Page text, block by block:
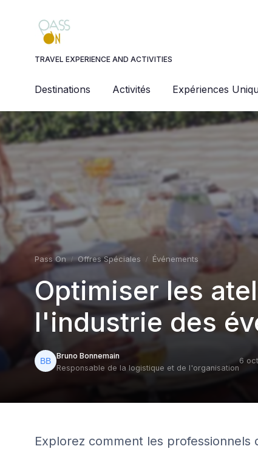
TRAVEL EXPERIENCE AND ACTIVITIES
Destinations Activités Expériences
Pass On Offres Spéciales Événements
Optimiser les
l'industrie des
Bruno Bonnemain
Responsable de la logistique et de l'organisation
6
Explorez comment les